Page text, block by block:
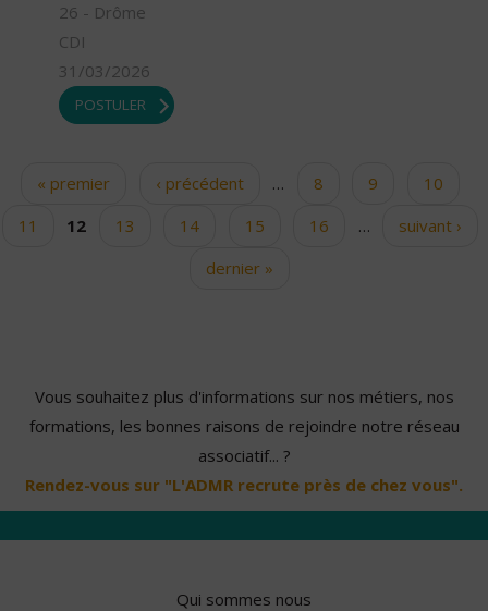
26 - Drôme
CDI
31/03/2026
POSTULER
Pages« premier ‹ précédent … 8 9
10
11
12 13 14 15 16 …
suivant ›
dernier »
Vous souhaitez plus d'informations sur nos métiers, nos
formations, les bonnes raisons de rejoindre notre réseau
associatif... ?
Rendez-vous sur "L'ADMR recrute près de chez vous".
Qui sommes nous